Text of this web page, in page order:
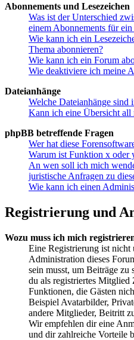
Abonnements und Lesezeichen
Was ist der Unterschied
einem Abonnements für
Wie kann ich ein
Thema abonnieren?
Wie kann ich ein Forum
Wie deaktiviere ich meine
Dateianhänge
Welche Dateianhänge sind
Kann ich eine Übersicht all
phpBB betreffende Fragen
Wer hat diese
Warum ist Funktion x oder
An wen soll ich mich
juristische Anfragen zu
Wie kann ich einen
Registrierung und
Wozu muss ich mich
Eine Registrierung ist
Administration dieses
sein musst, um Beiträge
du als registriertes
Funktionen, die Gästen
Beispiel Avatarbilder,
andere Mitglieder, Beitritt
Wir empfehlen dir eine
und dir zahlreiche Vorteile